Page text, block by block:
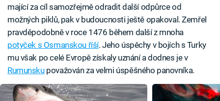
mající za cíl samozřejmě odradit další odpůrce od
možných piklů, pak v budoucnosti ještě opakoval. Zemřel
pravděpodobně v roce 1476 během další z mnoha
potyček s Osmanskou říší. Jeho úspěchy v bojích s Turky
mu však po celé Evropě získaly uznání a dodnes je v
Rumunskupovažován za velmi úspěšného panovníka.